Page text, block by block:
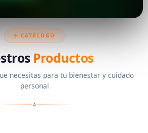
✨ CATÁLOGO
Productos
necesitas para tu bienestar y cuidado
personal
⭐